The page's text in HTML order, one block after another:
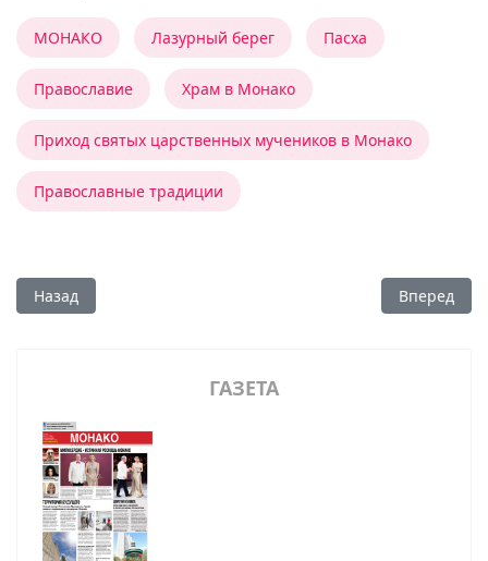
МОНАКО Лазурный берег Пасха
Православие Храм в Монако
Приход святых царственных мучеников в Монако
Православные традиции
Предыдущий: Сожалевший о палаче
Назад Вперед
ГАЗЕТА